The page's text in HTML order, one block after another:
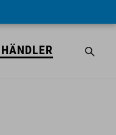
HÄNDLER